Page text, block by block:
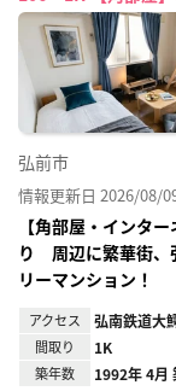
弘前市
情報更新日 2026/08/
【角部屋・インタ
り 周辺に繁華街、
リーマンション！
アクセス 弘南鉄道大
間取り 1K
築年数 1992年 4月